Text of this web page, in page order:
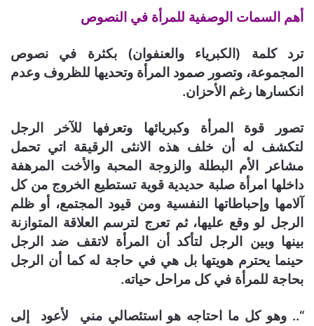
أهم السمات الوصفية للمرأة في النصوص
ترد كلمة (الكبرياء والعنفوان) بكثرة في نصوص
المجموعة، وتصور صمود المرأة وتحديها للظروف وعدم
انكسارها رغم الأحزان.
تصور قوة المرأة وكبريائها وتعرفها للآخر الرجل
لتكشف له أن خلف هذه الانثى الرقيقة اتي تحمل
مشاعر الأم البطلة والزوجة المحبة والأخت المرهفة
داخلها امرأة صلبة حديدية قوية تستطيع الخروج من كل
آلامها وإحباطاتها النفسية ومن قيود المجتمع، أو ظلم
الرجل لو وقع عليها، ثم تعرج لترسم العلاقة المتوازنة
بينها وبين الرجل لتأكد أن المرأة لاتقف ضد الرجل
حينما يحترم هويتها بل هي في حاجة له كما أن الرجل
بحاجة للمرأة في كل مراحل حياته.
“.. وهو كل ما احتاجه هو استئصالي مني لأعود إلى